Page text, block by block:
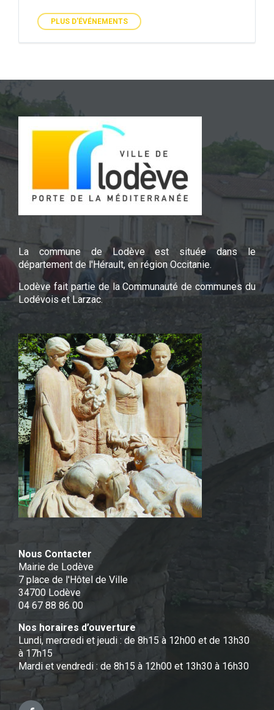
PLUS D'ÉVÉNEMENTS
La commune de Lodève est située dans le
département de l'Hérault, en région Occitanie.
Lodève fait partie de la Communauté de communes du
Lodévois et Larzac.
Nous Contacter
Mairie de Lodève
7 place de l'Hôtel de Ville
34700 Lodève
04 67 88 86 00
Nos horaires d’ouverture
Lundi, mercredi et jeudi : de 8h15 à 12h00 et de 13h30
à 17h15
Mardi et vendredi : de 8h15 à 12h00 et 13h30 à 16h30